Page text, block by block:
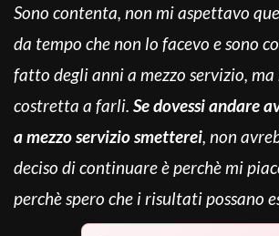
Sono contenta, non mi aspettavo
da tempo che non lo facevo e sono
fatto degli anni a mezzo servizio, ma
costretta a farli. Se dovessi andare
a mezzo servizio smetterei, non
deciso di continuare è perchè mi
perchè spero che i risultati possano